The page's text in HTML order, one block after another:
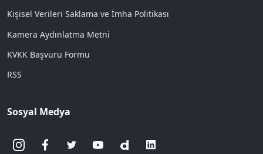
Kişisel Verileri Saklama ve İmha Politikası
Kamera Aydınlatma Metni
KVKK Başvuru Formu
RSS
Sosyal Medya